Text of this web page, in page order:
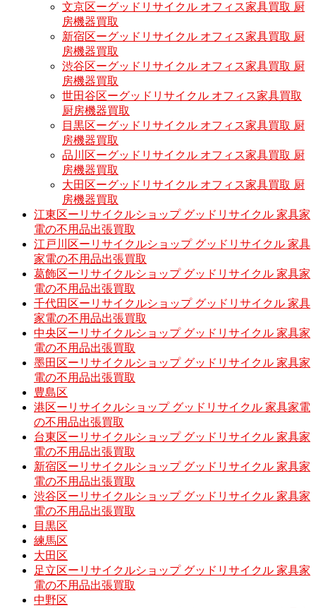
文京区ーグッドリサイクル オフィス家具買取 厨
房機器買取
新宿区ーグッドリサイクル オフィス家具買取 厨
房機器買取
渋谷区ーグッドリサイクル オフィス家具買取 厨
房機器買取
世田谷区ーグッドリサイクル オフィス家具買取
厨房機器買取
目黒区ーグッドリサイクル オフィス家具買取 厨
房機器買取
品川区ーグッドリサイクル オフィス家具買取 厨
房機器買取
大田区ーグッドリサイクル オフィス家具買取 厨
房機器買取
江東区ーリサイクルショップ グッドリサイクル 家具家
電の不用品出張買取
江戸川区ーリサイクルショップ グッドリサイクル 家具
家電の不用品出張買取
葛飾区ーリサイクルショップ グッドリサイクル 家具家
電の不用品出張買取
千代田区ーリサイクルショップ グッドリサイクル 家具
家電の不用品出張買取
中央区ーリサイクルショップ グッドリサイクル 家具家
電の不用品出張買取
墨田区ーリサイクルショップ グッドリサイクル 家具家
電の不用品出張買取
豊島区
港区ーリサイクルショップ グッドリサイクル 家具家電
の不用品出張買取
台東区ーリサイクルショップ グッドリサイクル 家具家
電の不用品出張買取
新宿区ーリサイクルショップ グッドリサイクル 家具家
電の不用品出張買取
渋谷区ーリサイクルショップ グッドリサイクル 家具家
電の不用品出張買取
目黒区
練馬区
大田区
足立区ーリサイクルショップ グッドリサイクル 家具家
電の不用品出張買取
中野区